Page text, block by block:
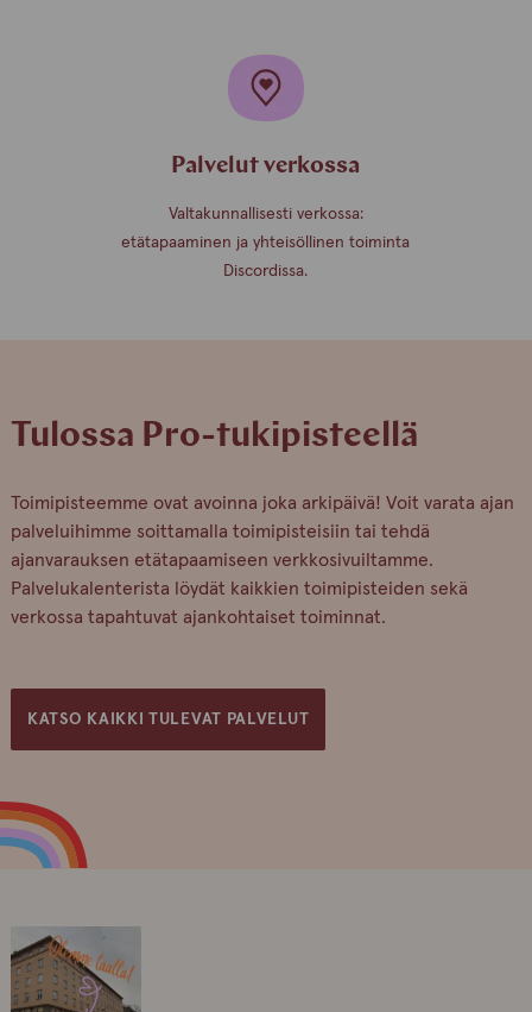
Palvelut verkossa
Valtakunnallisesti verkossa:
etätapaaminen ja yhteisöllinen toiminta
Discordissa.
Tulossa Pro-tukipisteellä
Toimipisteemme ovat avoinna joka arkipäivä! Voit varata ajan
palveluihimme soittamalla toimipisteisiin tai tehdä
ajanvarauksen etätapaamiseen verkkosivuiltamme.
Palvelukalenterista löydät kaikkien toimipisteiden sekä
verkossa tapahtuvat ajankohtaiset toiminnat.
KATSO KAIKKI TULEVAT PALVELUT